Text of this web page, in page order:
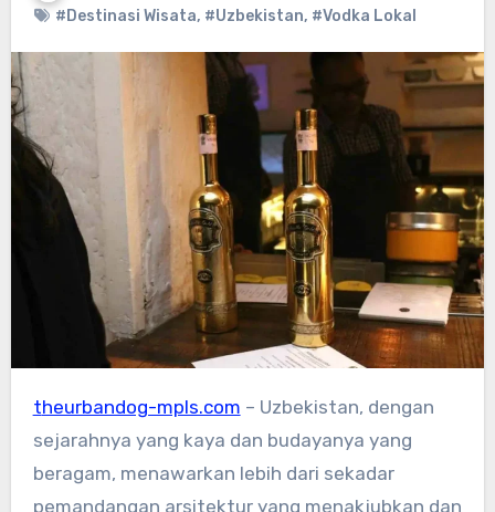
#Destinasi Wisata, #Uzbekistan, #Vodka Lokal
theurbandog-mpls.com – Uzbekistan, dengan
sejarahnya yang kaya dan budayanya yang
beragam, menawarkan lebih dari sekadar
pemandangan arsitektur yang menakjubkan dan